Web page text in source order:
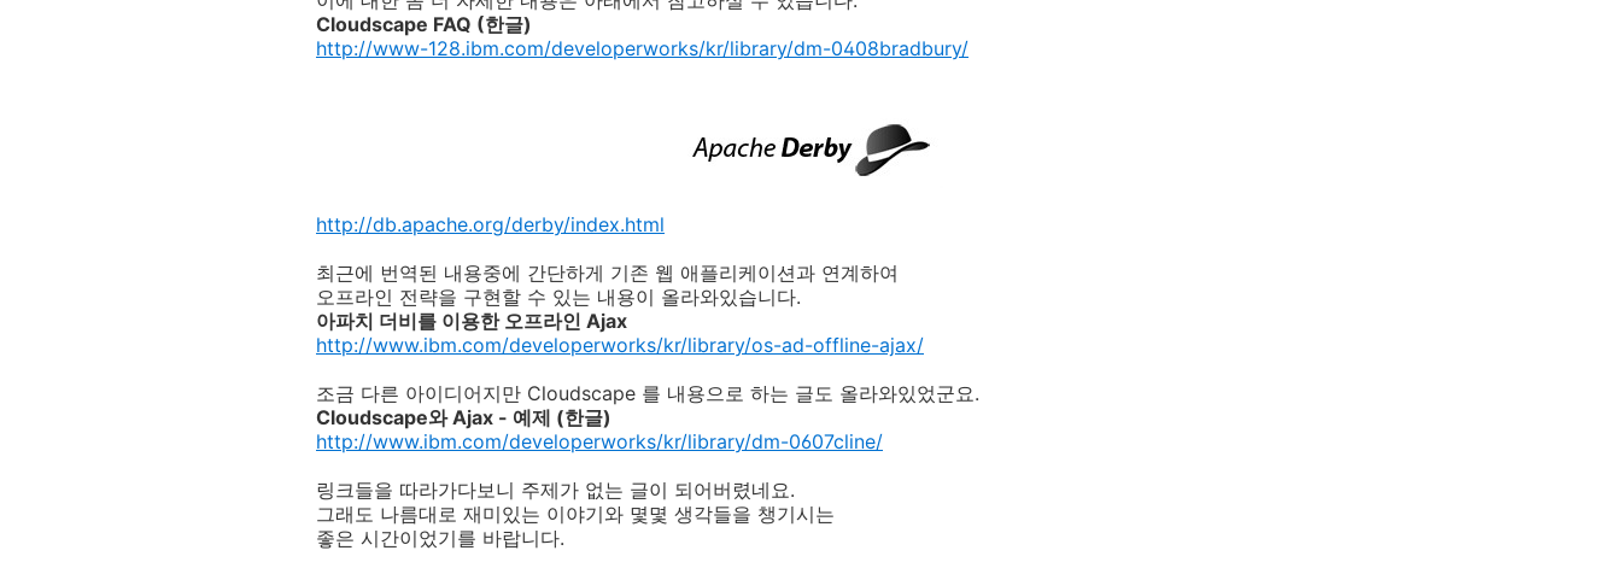
Cloudscape FAQ (한글)
http://www-128.ibm.com/developerworks/kr/library/dm-0408bradbury/
http://db.apache.org/derby/index.html
최근에 번역된 내용중에 간단하게 기존 웹 애플리케이션과 연계하여
오프라인 전략을 구현할 수 있는 내용이 올라와있습니다.
아파치 더비를 이용한 오프라인 Ajax
http://www.ibm.com/developerworks/kr/library/os-ad-offline-ajax/
조금 다른 아이디어지만 Cloudscape 를 내용으로 하는 글도 올라와있었군요.
Cloudscape와 Ajax - 예제 (한글)
http://www.ibm.com/developerworks/kr/library/dm-0607cline/
링크들을 따라가다보니 주제가 없는 글이 되어버렸네요.
그래도 나름대로 재미있는 이야기와 몇몇 생각들을 챙기시는
좋은 시간이었기를 바랍니다.